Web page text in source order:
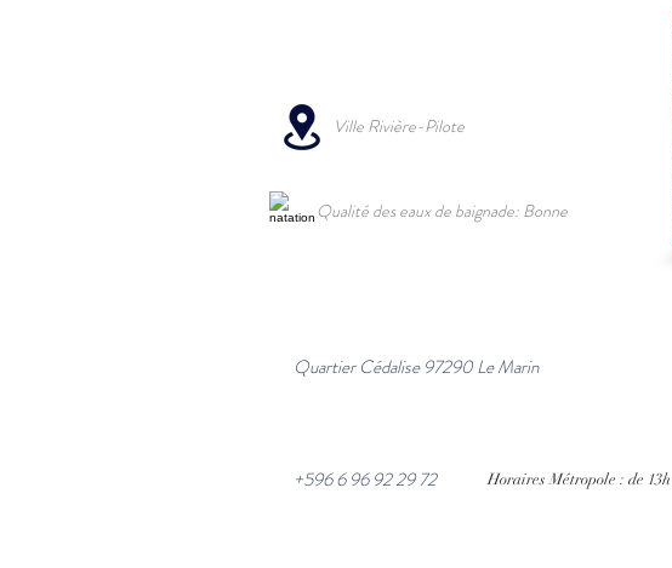
Ville Rivière-Pilote
Qualité des eaux de baignade: Bonne
Quartier Cédalise 97290 Le Marin
+596 6 96 92 29 72 Horaires Métropole : de